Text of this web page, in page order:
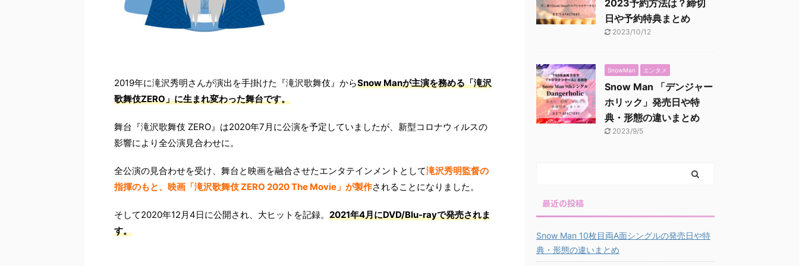
2019年に滝沢秀明さんが演出を手掛けた『滝沢歌舞伎』からSnow Manが主演を務める「滝沢
歌舞伎ZERO」に生まれ変わった舞台です。
舞台『滝沢歌舞伎 ZERO』は2020年7月に公演を予定していましたが、新型コロナウィルスの
影響により全公演見合わせに。
全公演の見合わせを受け、舞台と映画を融合させたエンタテインメントとして滝沢秀明監督の
指揮のもと、映画「滝沢歌舞伎 ZERO 2020 The Movie」が製作されることになりました。
そして2020年12月4日に公開され、大ヒットを記録。 2021年4月にDVD/Blu-rayで発売されま
す。
2023予約方法は？締切
日や予約特典まとめ
2023/10/12
SnowMan エンタメ
Snow Man 「デンジャー
ホリック」発売日や特
典・形態の違いまとめ
2023/9/5
最近の投稿
Snow Man 10枚目両A面シングルの発売日や特
典・形態の違いまとめ